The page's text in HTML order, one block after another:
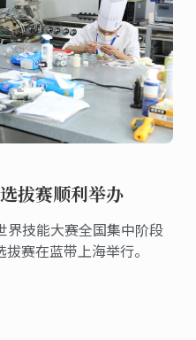
拔赛顺利举办
技能大赛全国集中阶段
赛在蓝带上海举行。